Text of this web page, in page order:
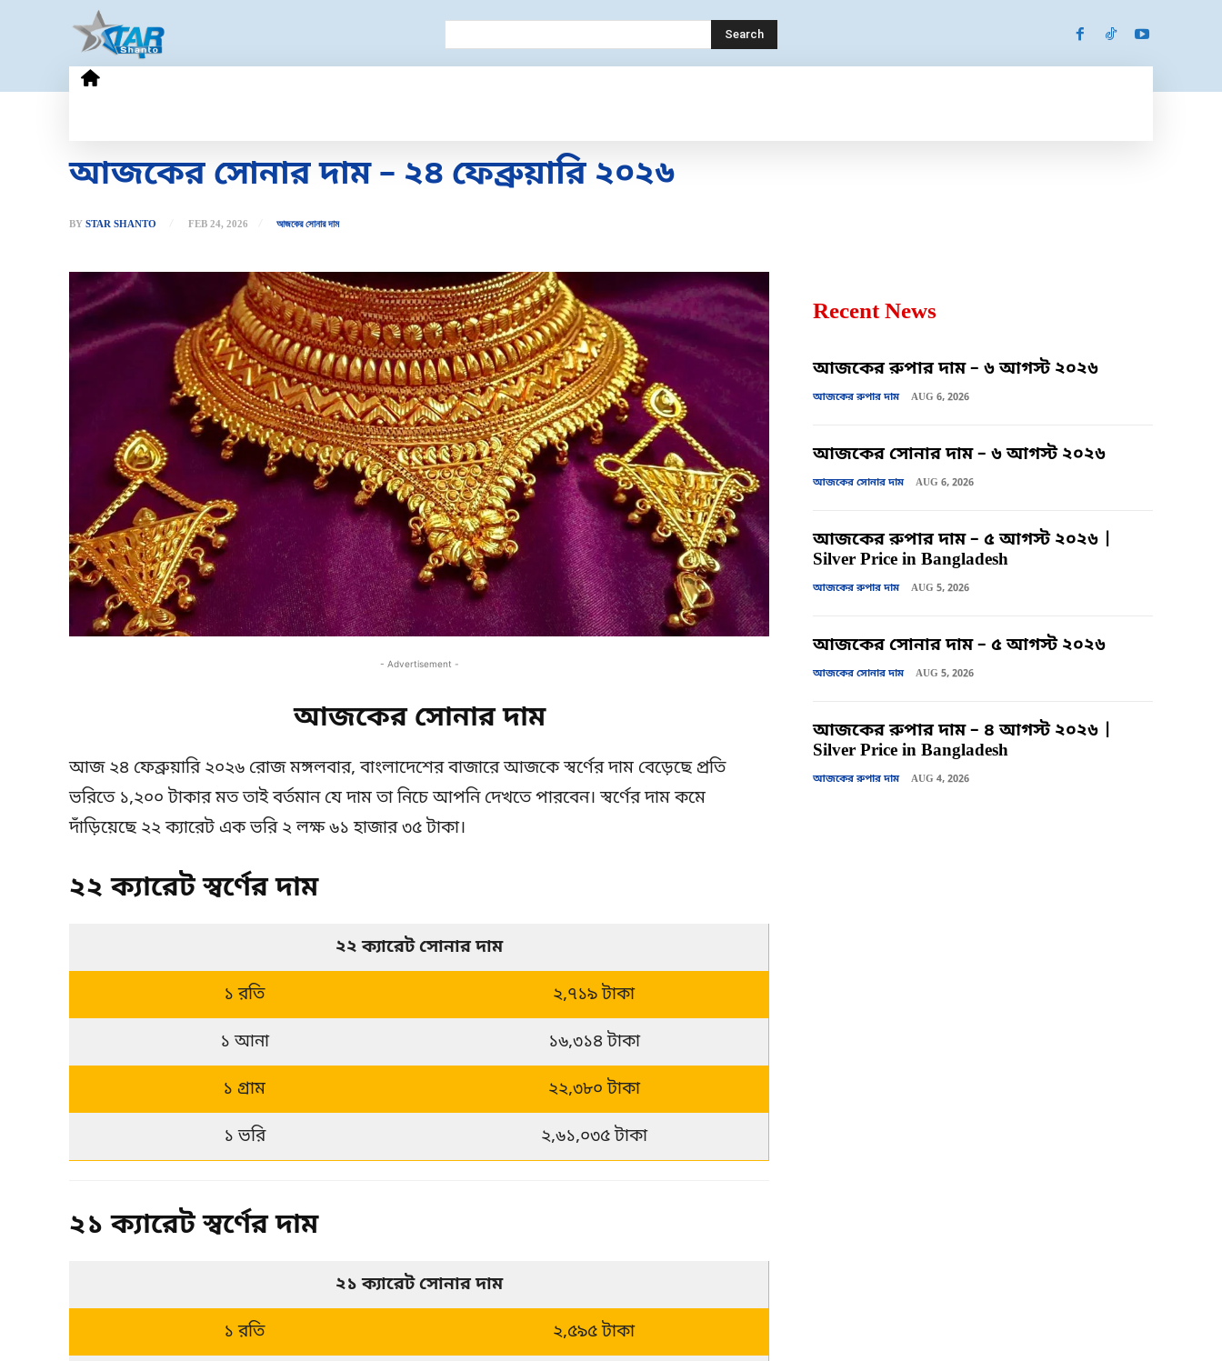
Search
আজকের সোনার দাম – ২৪ ফেব্রুয়ারি ২০২৬
BY STAR SHANTO FEB 24, 2026 আজকের সোনার দাম
- Advertisement -
আজকের সোনার দাম
আজ ২৪ ফেব্রুয়ারি ২০২৬ রোজ মঙ্গলবার, বাংলাদেশের বাজারে আজকে স্বর্ণের দাম বেড়েছে প্রতি
ভরিতে ১,২০০ টাকার মত তাই বর্তমান যে দাম তা নিচে আপনি দেখতে পারবেন। স্বর্ণের দাম কমে
দাঁড়িয়েছে ২২ ক্যারেট এক ভরি ২ লক্ষ ৬১ হাজার ৩৫ টাকা।
২২ ক্যারেট স্বর্ণের দাম
২২ ক্যারেট সোনার দাম
১ রতি ২,৭১৯ টাকা
১ আনা ১৬,৩১৪ টাকা
১ গ্রাম ২২,৩৮০ টাকা
১ ভরি ২,৬১,০৩৫ টাকা
২১ ক্যারেট স্বর্ণের দাম
২১ ক্যারেট সোনার দাম
১ রতি ২,৫৯৫ টাকা
Recent News
আজকের রুপার দাম – ৬ আগস্ট ২০২৬
আজকের রুপার দাম AUG 6, 2026
আজকের সোনার দাম – ৬ আগস্ট ২০২৬
আজকের সোনার দাম AUG 6, 2026
আজকের রুপার দাম – ৫ আগস্ট ২০২৬ |
Silver Price in Bangladesh
আজকের রুপার দাম AUG 5, 2026
আজকের সোনার দাম – ৫ আগস্ট ২০২৬
আজকের সোনার দাম AUG 5, 2026
আজকের রুপার দাম – ৪ আগস্ট ২০২৬ |
Silver Price in Bangladesh
আজকের রুপার দাম AUG 4, 2026